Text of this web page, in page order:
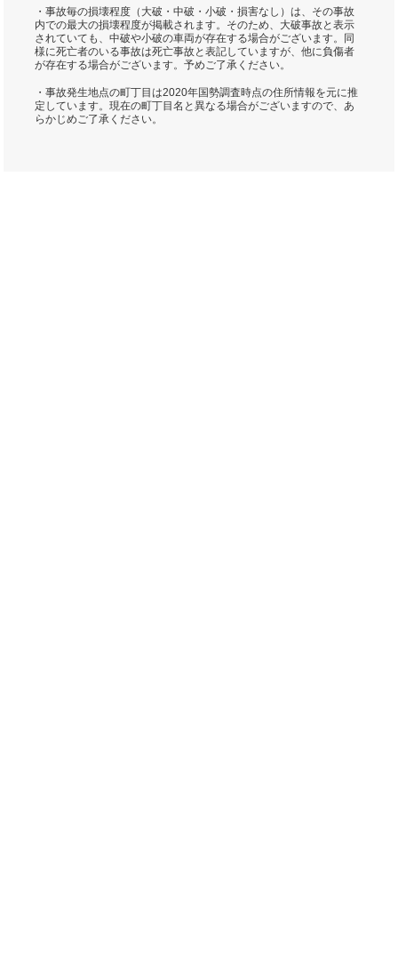
・事故毎の損壊程度（大破・中破・小破・損害なし）は、その事故
内での最大の損壊程度が掲載されます。そのため、大破事故と表示
されていても、中破や小破の車両が存在する場合がございます。同
様に死亡者のいる事故は死亡事故と表記していますが、他に負傷者
が存在する場合がございます。予めご了承ください。
・事故発生地点の町丁目は2020年国勢調査時点の住所情報を元に推
定しています。現在の町丁目名と異なる場合がございますので、あ
らかじめご了承ください。